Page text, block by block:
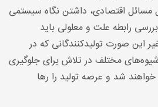
مسائل اقتصادی، داشتن نگاه سیستمی
رابطه علت و معلولی باید
این صورت تولیدکنندگانی که در
مختلف در تلاش برای جلوگیری
شد و عرصه تولید را رها